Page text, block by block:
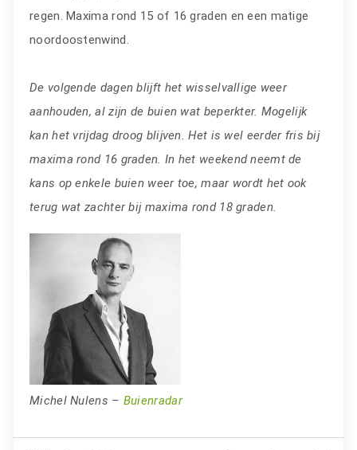
regen. Maxima rond 15 of 16 graden en een matige
noordoostenwind.
De volgende dagen blijft het wisselvallige weer
aanhouden, al zijn de buien wat beperkter. Mogelijk
kan het vrijdag droog blijven. Het is wel eerder fris bij
maxima rond 16 graden. In het weekend neemt de
kans op enkele buien weer toe, maar wordt het ook
terug wat zachter bij maxima rond 18 graden.
Michel Nulens – Buienradar